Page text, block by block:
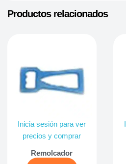
Productos relacionados
Inicia sesión para ver
precios y comprar
Remolcador